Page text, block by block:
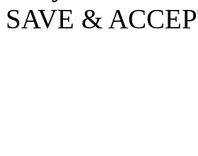
SAVE &